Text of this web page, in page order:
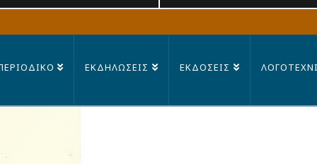
MANDRAGORAS ΕΚΔΗΛΩΣΕΙΣ ΕΚΔΟΣΕΙΣ